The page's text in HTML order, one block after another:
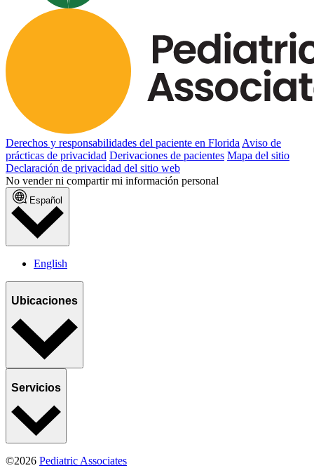
Derechos y responsabilidades del paciente en Florida Aviso de
prácticas de privacidad Derivaciones de pacientes Mapa del sitio
Declaración de privacidad del sitio web
No vender ni compartir mi información personal
Español
English
Ubicaciones
Servicios
©2026 Pediatric Associates